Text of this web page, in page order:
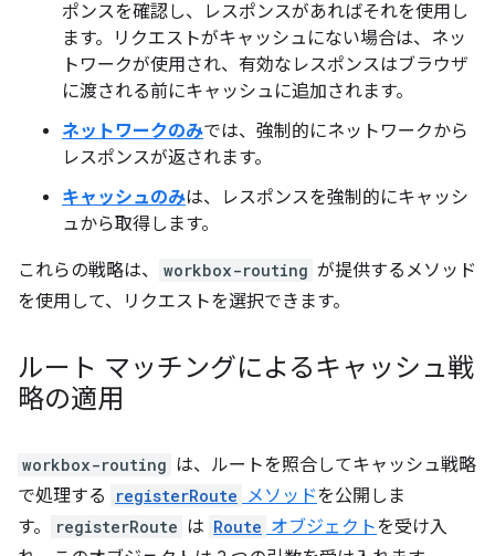
ポンスを確認し、レスポンスがあればそれを使用し
ます。リクエストがキャッシュにない場合は、ネッ
トワークが使用され、有効なレスポンスはブラウザ
に渡される前にキャッシュに追加されます。
ネットワークのみでは、強制的にネットワークから
レスポンスが返されます。
キャッシュのみは、レスポンスを強制的にキャッシ
ュから取得します。
これらの戦略は、 workbox-routing が提供するメソッド
を使用して、リクエストを選択できます。
ルート マッチングによるキャッシュ戦
略の適用
workbox-routing は、ルートを照合してキャッシュ戦略
で処理する
registerRoute メソッドを公開しま
す。
registerRoute は Route オブジェクトを受け入